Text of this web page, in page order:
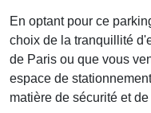
En optant pour ce
choix de la tranquillité
de Paris ou que vous
espace de
matière de sécurité et